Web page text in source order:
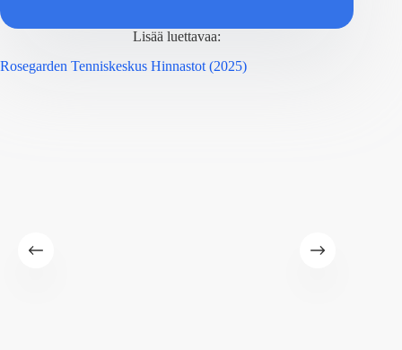
Lisää luettavaa:
Rosegarden Tenniskeskus Hinnastot (2025)